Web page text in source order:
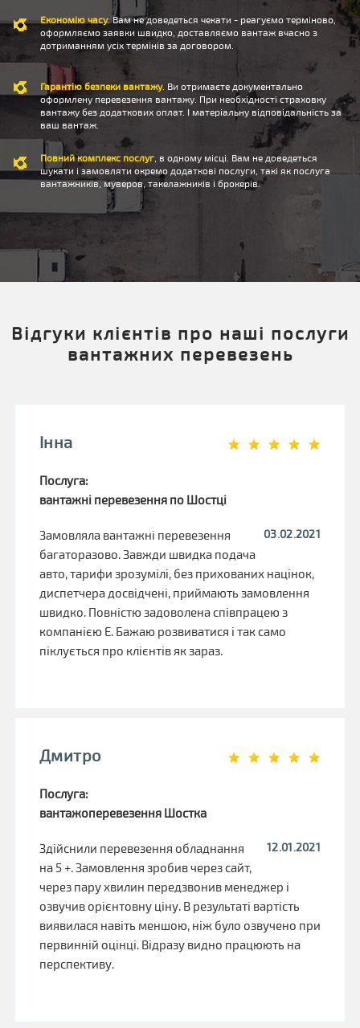
Економію часу. Вам не доведеться чекати - реагуємо терміново,
оформляємо заявки швидко, доставляємо вантаж вчасно з
дотриманням усіх термінів за договором.
Гарантію безпеки вантажу. Ви отримаєте документально
оформлену перевезення вантажу. При необхідності страховку
вантажу без додаткових оплат. І матеріальну відповідальність за
ваш вантаж.
Повний комплекс послуг , в одному місці. Вам не доведеться
шукати і замовляти окремо додаткові послуги, такі як послуга
вантажників, муверов, такелажників і брокерів.
Відгуки клієнтів про наші послуги
вантажних перевезень
Інна
Послуга:
вантажні перевезення по Шостці
03.02.2021
Замовляла вантажні перевезення
багаторазово. Завжди швидка подача
авто, тарифи зрозумілі, без прихованих націнок,
диспетчера досвідчені, приймають замовлення
швидко. Повністю задоволена співпрацею з
компанією Е. Бажаю розвиватися і так само
піклується про клієнтів як зараз.
Дмитро
Послуга:
вантажоперевезення Шостка
12.01.2021
Здійснили перевезення обладнання
на 5 +. Замовлення зробив через сайт,
через пару хвилин передзвонив менеджер і
озвучив орієнтовну ціну. В результаті вартість
виявилася навіть меншою, ніж було озвучено при
первинній оцінці. Відразу видно працюють на
перспективу.